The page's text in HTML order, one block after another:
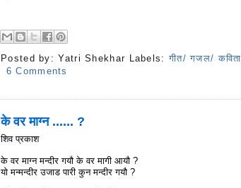
Posted by:Yatri Shekhar Labels:गीत/ गजल/ कविता
6 Comments
के वर माग्न ...... ?
शिव प्रकाश
के वर माग्न मन्दीर गयौ के वर मागी आयौ ?
यो मन्मन्दीर उजाड पारी कुन मन्दीर गयौ ?